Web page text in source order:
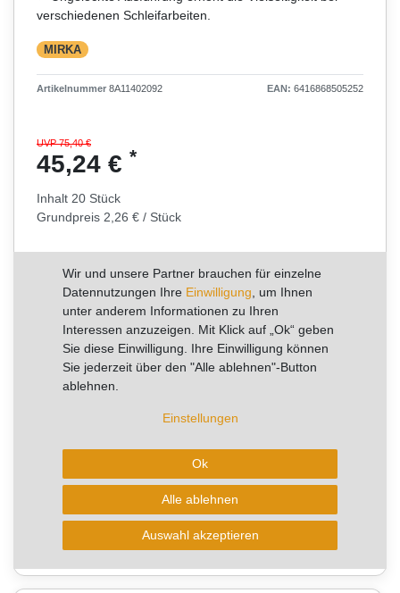
verschiedenen Schleifarbeiten.
MIRKA
Artikelnummer 8A11402092 EAN: 6416868505252
UVP 75,40 €
45,24 € *
Inhalt 20 Stück
Grundpreis 2,26 € / Stück
RABATT -40%
Sie sparen 30,16 €
Artikel mit rel. kurzer Lieferzeit.
Sofort versandfertig, Lieferzeit 1-2 Arbeitstage
aktuell kann die Lieferzeit 2-4 Arbeitstage betragen!
In den Warenkorb
Versandkosten
Wunschliste
Wir und unsere Partner brauchen für einzelne
Datennutzungen Ihre Einwilligung , um Ihnen
unter anderem Informationen zu Ihren
Interessen anzuzeigen. Mit Klick auf „Ok“ geben
Sie diese Einwilligung. Ihre Einwilligung können
Sie jederzeit über den "Alle ablehnen"-Button
ablehnen.
Einstellungen
Ok
Alle ablehnen
Auswahl akzeptieren